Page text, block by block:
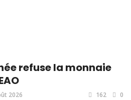
refuse la monnaie
2026 162 0